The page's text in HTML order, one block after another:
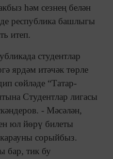
һәм сезнең белән
республика башлыгы
итеп.
студентлар
ярдәм итәчәк төрле
сөйләде “Татар-
Студентлар лигасы
- Мәсәлән,
юл йөрү билеты
сорыйбыз.
бар, тик бу